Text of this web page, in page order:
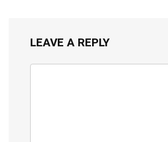
LEAVE A REPLY